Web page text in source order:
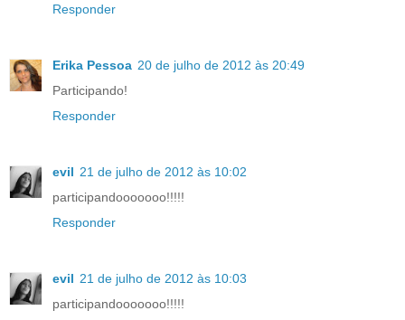
Responder
Erika Pessoa 20 de julho de 2012 às 20:49
Participando!
Responder
evil 21 de julho de 2012 às 10:02
participandooooooo!!!!!
Responder
evil 21 de julho de 2012 às 10:03
participandooooooo!!!!!